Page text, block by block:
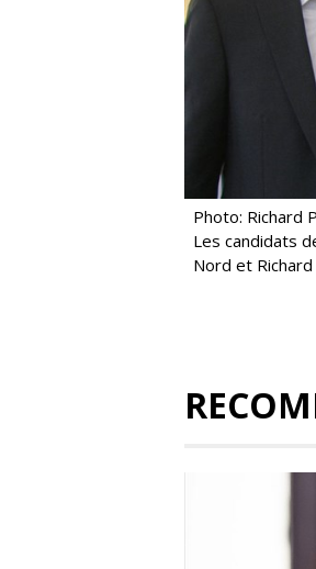
Photo: Richard
Les candidats
Nord et